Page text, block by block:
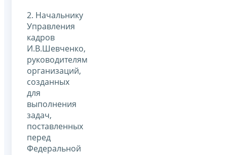
2. Начальнику
Управления
кадров
И.В.Шевченко,
руководителям
организаций,
созданных
для
выполнения
задач,
поставленных
перед
Федеральной